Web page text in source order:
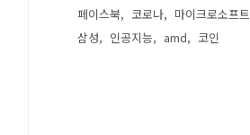
페이스북
코로나
마이크로소프트
삼성
인공지능 amd 코인